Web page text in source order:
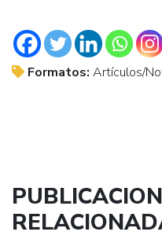
Formatos: Artículos/